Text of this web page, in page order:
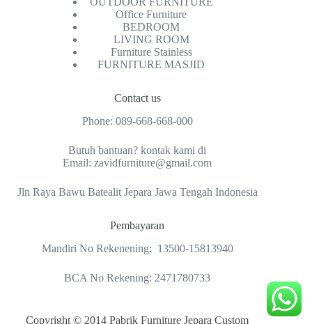
Office Furniture
BEDROOM
LIVING ROOM
Furniture Stainless
FURNITURE MASJID
Contact us
Phone: 089-668-668-000
Butuh bantuan? kontak kami di
Email:zavidfurniture@gmail.com
Jln Raya Bawu Batealit Jepara Jawa Tengah Indonesia
Pembayaran
Mandiri No Rekenening: 13500-15813940
BCA No Rekening: 2471780733
Copyright © 2014 Pabrik Furniture Jepara Custom